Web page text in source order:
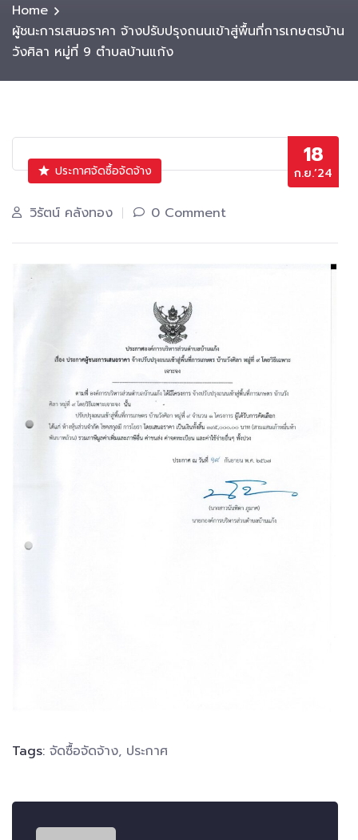
Home
ผู้ชนะการเสนอราคา จ้างปรับปรุงถนนเข้าสู่พื้นที่การเกษตรบ้าน
วังศิลา หมู่ที่ 9 ตำบลบ้านแก้ง
18
ก.ย.’24
ประกาศจัดซื้อจัดจ้าง
วิรัตน์ คลังทอง 0 Comment
Tags: จัดซื้อจัดจ้าง, ประกาศ